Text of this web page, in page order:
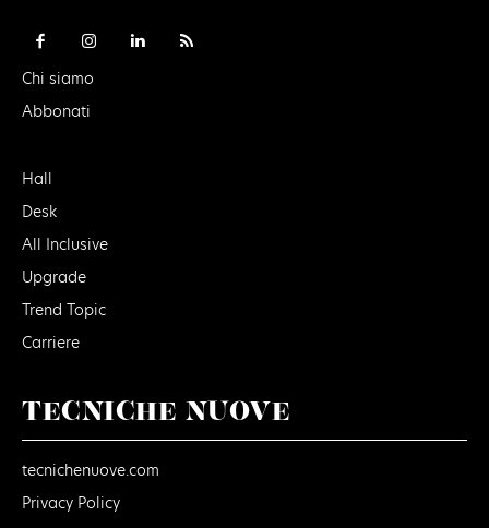
Chi siamo
Abbonati
Hall
Desk
All Inclusive
Upgrade
Trend Topic
Carriere
TECNICHE NUOVE
tecnichenuove.com
Privacy Policy